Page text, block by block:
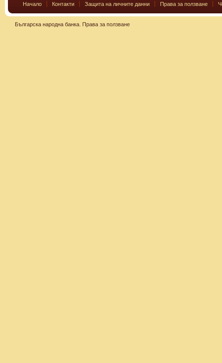
Начало Контакти Защита на личните данни Права за ползване
Българска народна банка. Права за ползване